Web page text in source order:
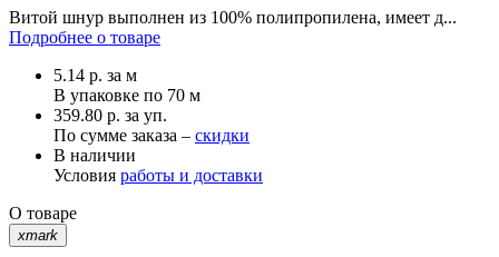
Витой шнур выполнен из 100% полипропилена, имеет д...
Подробнее о товаре
5.14 р. за м
В упаковке по 70 м
359.80 р. за уп.
По сумме заказа – скидки
В наличии
Условия работы и доставки
О товаре
xmark